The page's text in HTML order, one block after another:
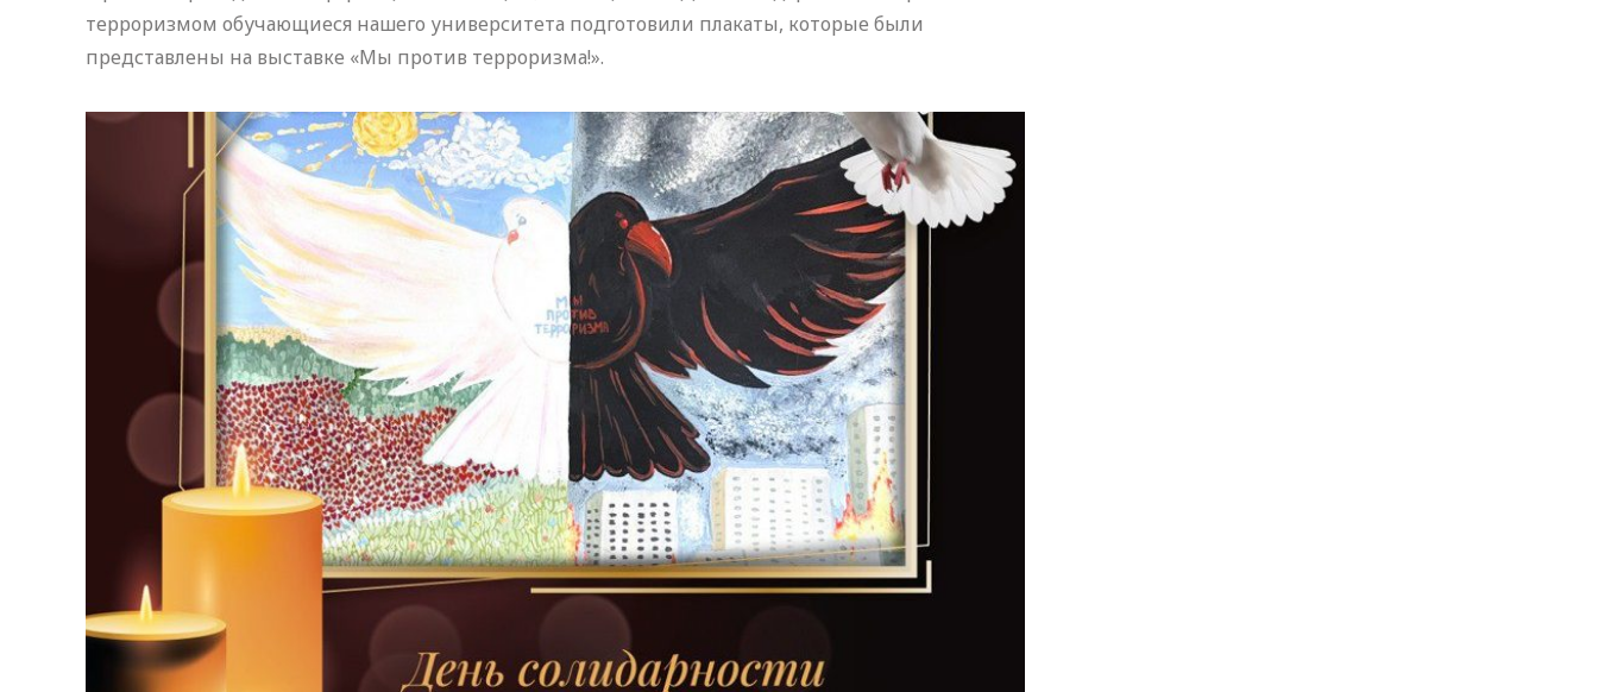
терроризмом обучающиеся нашего университета подготовили плакаты, которые были
представлены на выставке «Мы против терроризма!».